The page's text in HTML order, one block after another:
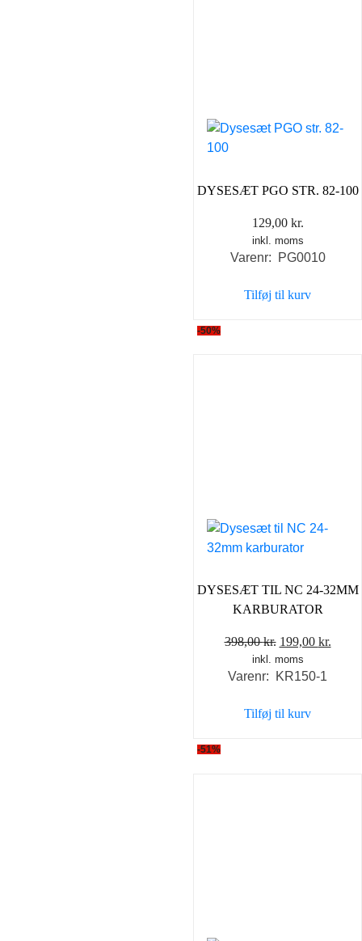
DYSESÆT PGO STR. 82-100
129,00 kr.
inkl. moms
Varenr: PG0010
Tilføj til kurv
-50%
DYSESÆT TIL NC 24-32MM
KARBURATOR
398,00kr. Den
oprindelige
pris
398,00 kr..
199,00 kr.Den
inkl. moms
Varenr: KR150-1
Tilføj til kurv
-51%